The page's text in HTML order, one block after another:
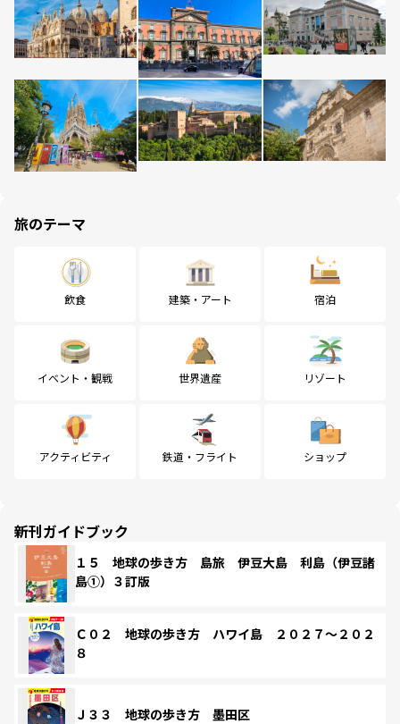
旅のテーマ
飲食 建築・アート 宿泊
イベント・観戦 世界遺産 リゾート
アクティビティ 鉄道・フライト ショップ
新刊ガイドブック
１５ 地球の歩き方 島旅 伊豆大島 利島（伊豆諸
島①）３訂版
Ｃ０２ 地球の歩き方 ハワイ島 ２０２７～２０２
８
Ｊ３３ 地球の歩き方 墨田区